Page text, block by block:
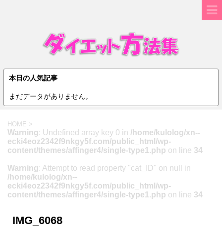
本日の人気記事
まだデータがありません。
HOME >
Warning: Undefined array key 0 in /home/kulolog/xn--
ecki4eoz2342f9nkgy5f.com/public_html/wp-
content/themes/affinger4/single-type1.php on line 34
Warning: Attempt to read property "cat_ID" on null in
/home/kulolog/xn--
ecki4eoz2342f9nkgy5f.com/public_html/wp-
content/themes/affinger4/single-type1.php on line 34
IMG_6068